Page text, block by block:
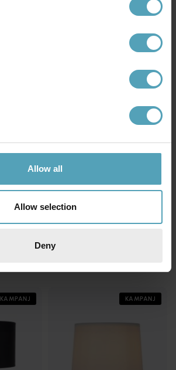
Allow all
Allow selection
Deny
LUCIDE
KAMPANJ KAMPANJ